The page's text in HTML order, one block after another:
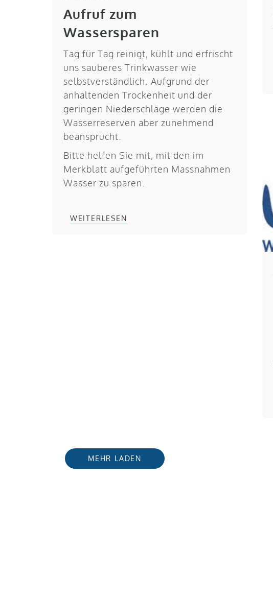
Aufruf zum
Wassersparen
Tag für Tag reinigt, kühlt und erfrischt
uns sauberes Trinkwasser wie
selbstverständlich. Aufgrund der
anhaltenden Trockenheit und der
geringen Niederschläge werden die
Wasserreserven aber zunehmend
beansprucht.
Bitte helfen Sie mit, mit den im
Merkblatt aufgeführten Massnahmen
Wasser zu sparen.
WEITERLESEN
MEHR LADEN